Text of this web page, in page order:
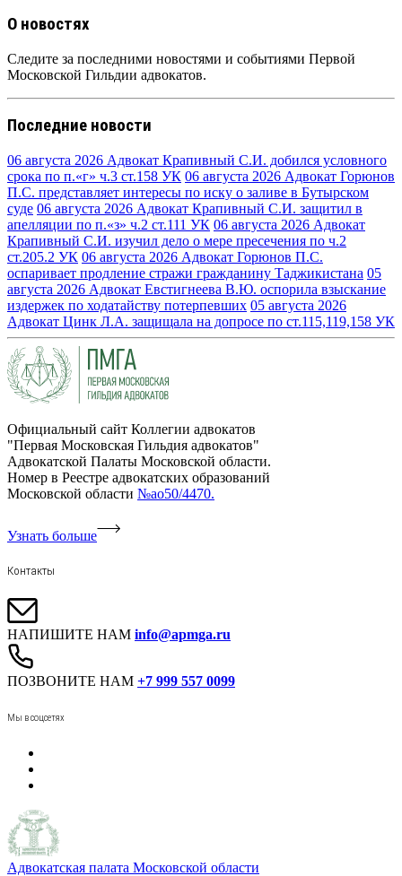
О новостях
Следите за последними новостями и событиями Первой
Московской Гильдии адвокатов.
Последние новости
06 августа 2026 Адвокат Крапивный С.И. добился условного
срока по п.«г» ч.3 ст.158 УК 06 августа 2026 Адвокат Горюнов
П.С. представляет интересы по иску о заливе в Бутырском
суде 06 августа 2026 Адвокат Крапивный С.И. защитил в
апелляции по п.«з» ч.2 ст.111 УК 06 августа 2026 Адвокат
Крапивный С.И. изучил дело о мере пресечения по ч.2
ст.205.2 УК 06 августа 2026 Адвокат Горюнов П.С.
оспаривает продление стражи гражданину Таджикистана 05
августа 2026 Адвокат Евстигнеева В.Ю. оспорила взыскание
издержек по ходатайству потерпевших 05 августа 2026
Адвокат Цинк Л.А. защищала на допросе по ст.115,119,158 УК
Официальный сайт Коллегии адвокатов
"Первая Московская Гильдия адвокатов"
Адвокатской Палаты Московской области.
Номер в Реестре адвокатских образований
Московской области №ао50/4470.
Узнать больше
Контакты
НАПИШИТЕ НАМ info@apmga.ru
ПОЗВОНИТЕ НАМ +7 999 557 0099
Мы в соцсетях
Адвокатская палата Московской области